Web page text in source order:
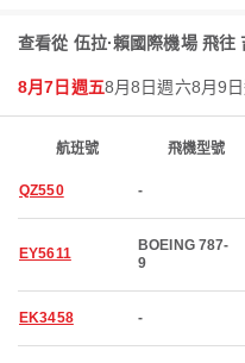
查看從 伍拉·賴國際機場 飛
8月7日週五8月8日週六8月9日
航班號 飛機型號
QZ550 -
EY5611
BOEING 787-
9
EK3458 -